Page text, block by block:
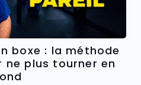
boxe : la méthode
ne plus tourner en